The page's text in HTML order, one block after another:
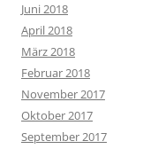
Juni 2018
April 2018
März 2018
Februar 2018
November 2017
Oktober 2017
September 2017